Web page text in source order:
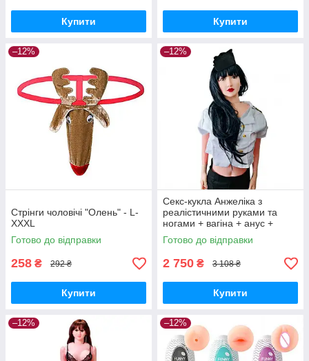
Купити Купити
–12%
Стрінги чоловічі "Олень" - L-
XXXL
Готово до відправки
258 ₴ 292 ₴
Купити
–12%
Секс-кукла Анжеліка з
реалістичними руками та
ногами + вагіна + анус +
вібрація + насос + мастило
Готово до відправки
2 750 ₴ 3 108 ₴
Купити
–12% –12%